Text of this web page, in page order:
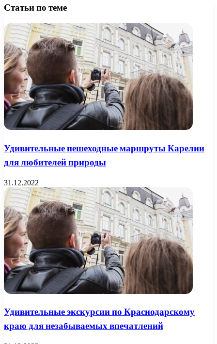
Статьи по теме
Удивительные пешеходные маршруты Карелии
для любителей природы
31.12.2022
Удивительные экскурсии по Краснодарскому
краю для незабываемых впечатлений